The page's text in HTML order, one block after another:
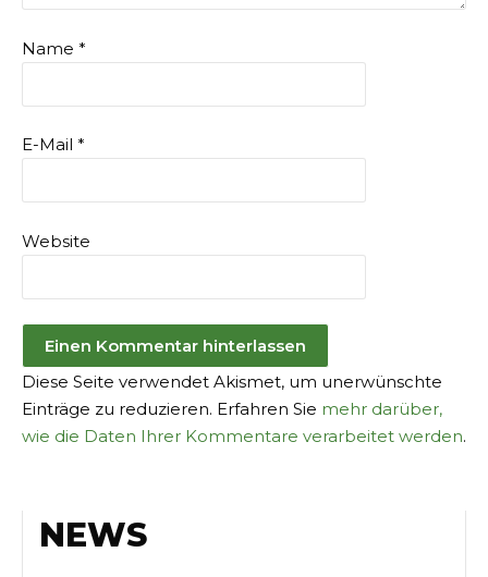
Name *
E-Mail *
Website
Diese Seite verwendet Akismet, um unerwünschte
Einträge zu reduzieren. Erfahren Sie mehr darüber,
wie die Daten Ihrer Kommentare verarbeitet werden.
NEWS